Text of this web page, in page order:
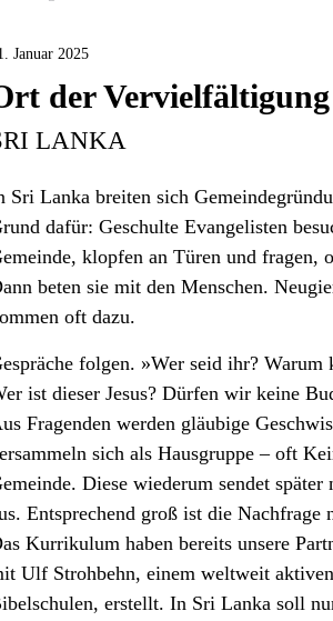
Januar 2025
der Vervielfältigung
LANKA
Sri Lanka breiten sich
dafür: Geschulte Evangelisten
klopfen an Türen und fragen,
beten sie mit den Menschen.
oft dazu.
folgen. »Wer seid ihr? Warum
ist dieser Jesus? Dürfen wir keine
Fragenden werden gläubige
sich als Hausgruppe – oft
Diese wiederum sendet später
Entsprechend groß ist die Nachfrage
Kurrikulum haben bereits unsere
Ulf Strohbehn, einem weltweit
erstellt. In Sri Lanka soll